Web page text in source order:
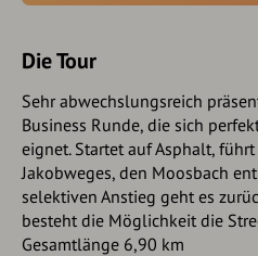
Die Tour
Sehr abwechslungsreich
Business Runde, die sich
eignet. Startet auf Asphalt,
Jakobweges, den Moosbach
selektiven Anstieg geht es
besteht die Möglichkeit die
Gesamtlänge 6,90 km